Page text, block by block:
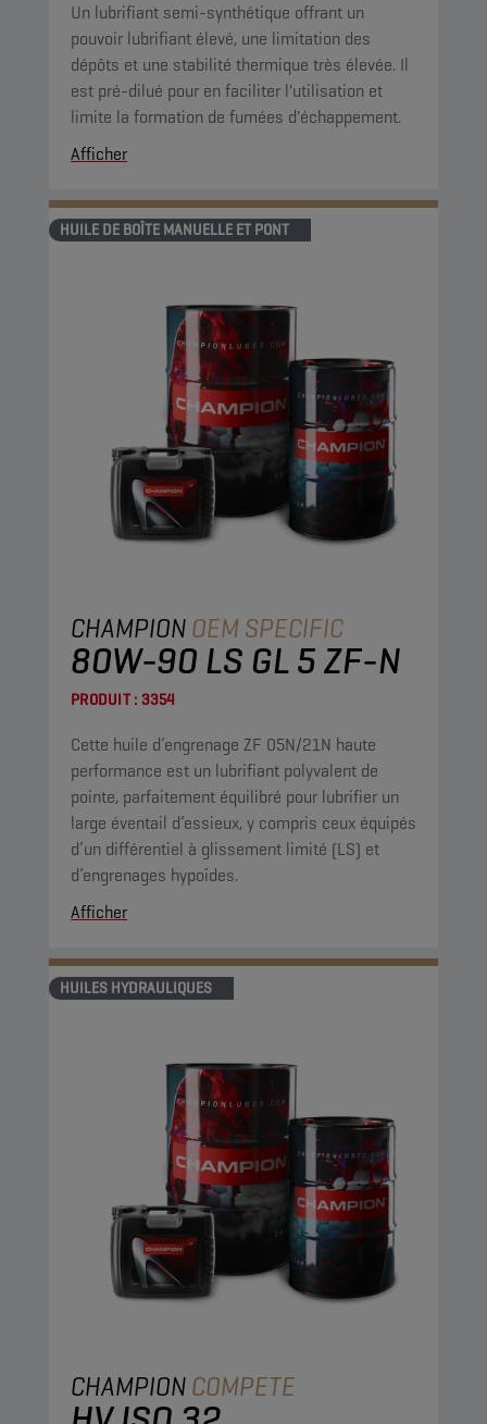
Un lubrifiant semi-synthétique offrant un
pouvoir lubrifiant élevé, une limitation des
dépôts et une stabilité thermique très élevée. Il
est pré-dilué pour en faciliter l'utilisation et
limite la formation de fumées d'échappement.
Afficher
HUILE DE BOÎTE MANUELLE ET PONT
CHAMPIONOEM SPECIFIC
80W-90 LS GL 5 ZF-N
PRODUIT : 3354
Cette huile d’engrenage ZF 05N/21N haute
performance est un lubrifiant polyvalent de
pointe, parfaitement équilibré pour lubrifier un
large éventail d’essieux, y compris ceux équipés
d’un différentiel à glissement limité (LS) et
d’engrenages hypoïdes.
Afficher
HUILES HYDRAULIQUES
CHAMPIONCOMPETE